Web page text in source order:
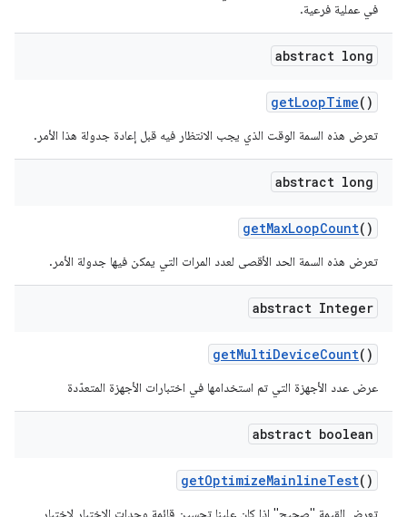
في عملية فرعية.
abstract long
getLoopTime()
تعرض هذه السمة الوقت الذي يجب الانتظار فيه قبل إعادة جدولة هذا الأمر.
abstract long
getMaxLoopCount()
تعرض هذه السمة الحد الأقصى لعدد المرات التي يمكن فيها جدولة الأمر.
abstract Integer
getMultiDeviceCount()
عرض عدد الأجهزة التي تم استخدامها في اختبارات الأجهزة المتعدّدة
abstract boolean
getOptimizeMainlineTest()
تعرِض القيمة "صحيح" إذا كان علينا تحسين قائمة وحدات الاختبار لاختبار